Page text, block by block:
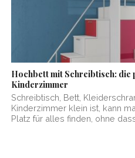
Hochbett mit Schreibtisch: die
Kinderzimmer
Schreibtisch, Bett,
Kinderzimmer klein ist, kann
Platz für alles finden, ohne dass